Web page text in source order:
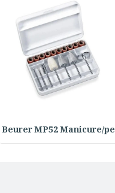
Beurer MP52 Manicure/pe